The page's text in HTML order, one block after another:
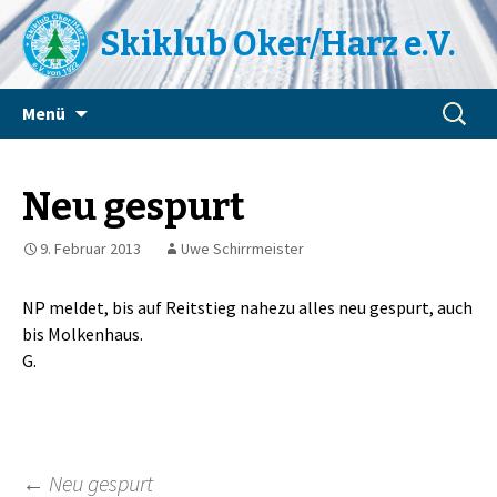
Skiklub Oker/Harz e.V.
Menü
Suchen
nach:
Neu gespurt
9. Februar 2013 Uwe Schirrmeister
NP meldet, bis auf Reitstieg nahezu alles neu gespurt, auch
bis Molkenhaus.
G.
← Neu gespurt